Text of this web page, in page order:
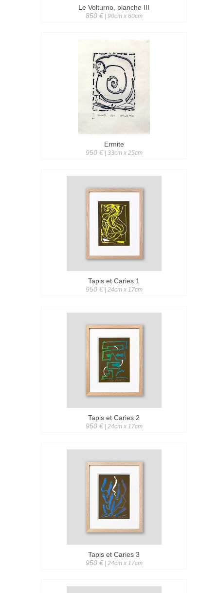
Le Volturno, planche III
850 €| 90cm x 60cm
Ermite
950 €| 33cm x 25cm
Tapis et Caries 1
950 €| 24cm x 17cm
Tapis et Caries 2
950 €| 24cm x 17cm
Tapis et Caries 3
950 €| 24cm x 17cm